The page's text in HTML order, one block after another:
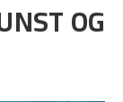
OG